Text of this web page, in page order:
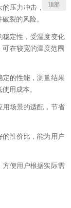
压力冲击，保障在
裂的风险。
稳定性，受温度变化
在较宽的温度范围
定的性能，测量结果
用成本。
用场景的适配，节省
的性价比，能为用户
方便用户根据实际需
顶部